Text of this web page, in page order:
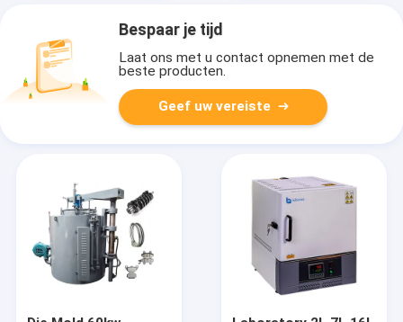
Bespaar je tijd
Laat ons met u contact opnemen met de
beste producten.
Geef uw vereiste